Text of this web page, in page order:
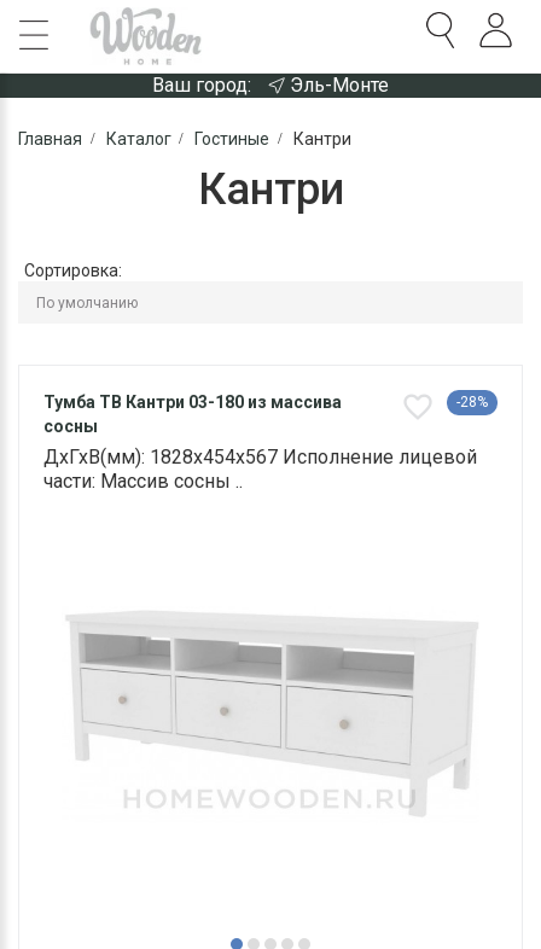
Ваш город: Эль-Монте
Главная Каталог Гостиные Кантри
Кантри
Сортировка:
Тумба ТВ Кантри 03-180 из массива
сосны
-28%
ДхГхВ(мм): 1828х454х567 Исполнение лицевой
части: Массив сосны ..